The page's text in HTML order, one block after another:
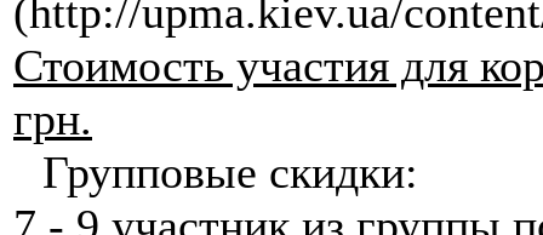
(http://upma.kiev.ua/
Стоимость участия для
грн.
Групповые скидки: